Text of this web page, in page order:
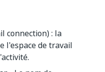
connection) : la
l'espace de travail